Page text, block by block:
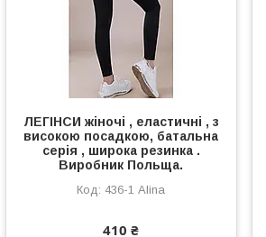
ЛЕГІНСИ жіночі , еластичні , з
високою посадкою, батальна
серія , широка резинка .
Виробник Польща.
436-1 Alina
410 ₴